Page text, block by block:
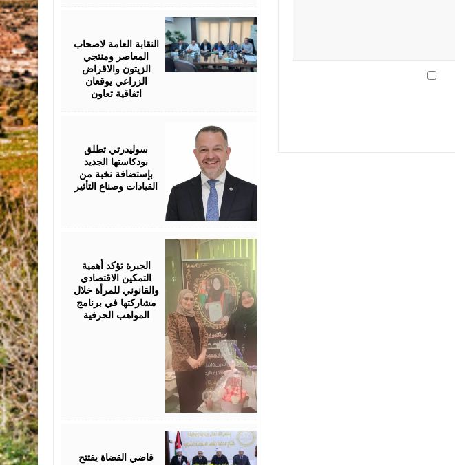
النقابة العامة لاصحاب
المعاصر ومنتجي
الزيتون والاقراض
الزراعي يوقعان
اتفاقية تعاون
2026
سوليدرتي تطلق
بودكاستها الجديد
بإستضافة نخبة من
القيادات وصناع التأثير
الجبرة تؤكد أهمية
التمكين الاقتصادي
والقانوني للمرأة خلال
مشاركتها في برنامج
المواهب الحرفية
قاضي القضاة يفتتح